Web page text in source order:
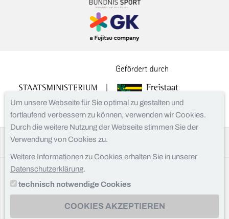
Facebook
Impressum
Downloads
Um unsere Webseite für Sie optimal zu gestalten und
fortlaufend verbessern zu können, verwenden wir Cookies.
Durch die weitere Nutzung der Webseite stimmen Sie der
Verwendung von Cookies zu.
Weitere Informationen zu Cookies erhalten Sie in unserer
Datenschutzerklärung.
technisch notwendige Cookies
COOKIES AKZEPTIEREN